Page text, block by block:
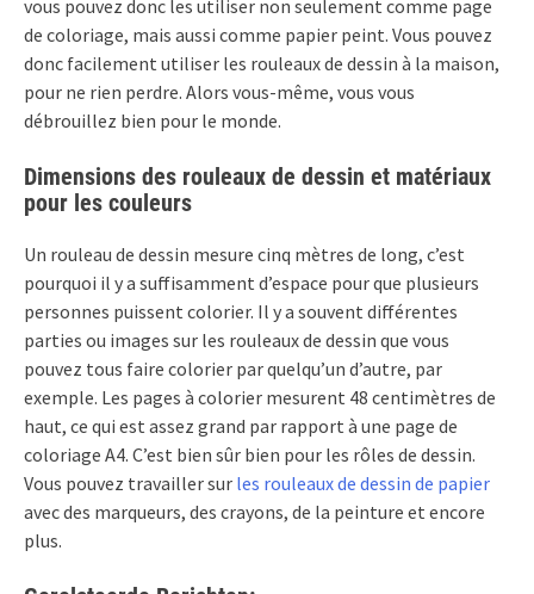
vous pouvez donc les utiliser non seulement comme page
de coloriage, mais aussi comme papier peint. Vous pouvez
donc facilement utiliser les rouleaux de dessin à la maison,
pour ne rien perdre. Alors vous-même, vous vous
débrouillez bien pour le monde.
Dimensions des rouleaux de dessin et matériaux
pour les couleurs
Un rouleau de dessin mesure cinq mètres de long, c’est
pourquoi il y a suffisamment d’espace pour que plusieurs
personnes puissent colorier. Il y a souvent différentes
parties ou images sur les rouleaux de dessin que vous
pouvez tous faire colorier par quelqu’un d’autre, par
exemple. Les pages à colorier mesurent 48 centimètres de
haut, ce qui est assez grand par rapport à une page de
coloriage A4. C’est bien sûr bien pour les rôles de dessin.
Vous pouvez travailler sur les rouleaux de dessin de papier
avec des marqueurs, des crayons, de la peinture et encore
plus.